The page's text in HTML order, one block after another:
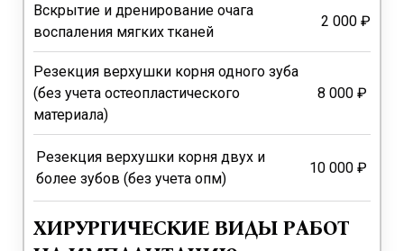
Вскрытие и дренирование очага
воспаления мягких тканей
2 000 ₽
Резекция верхушки корня одного зуба
(без учета остеопластического
материала)
8 000 ₽
Резекция верхушки корня двух и
более зубов (без учета опм)
10 000 ₽
ХИРУРГИЧЕСКИЕ ВИДЫ РАБОТ